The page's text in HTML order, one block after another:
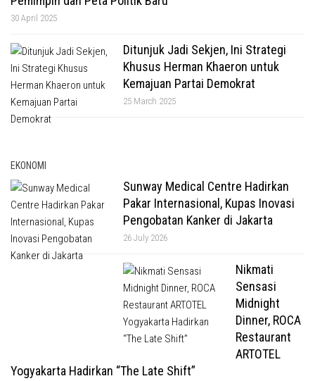
30 April 2025
Ditunjuk Jadi Sekjen, Ini Strategi
Khusus Herman Khaeron untuk
Kemajuan Partai Demokrat
25 March 2025
EKONOMI
Sunway Medical Centre Hadirkan
Pakar Internasional, Kupas Inovasi
Pengobatan Kanker di Jakarta
26 July 2026
Nikmati
Sensasi
Midnight
Dinner, ROCA
Restaurant
ARTOTEL
Yogyakarta Hadirkan “The Late Shift”